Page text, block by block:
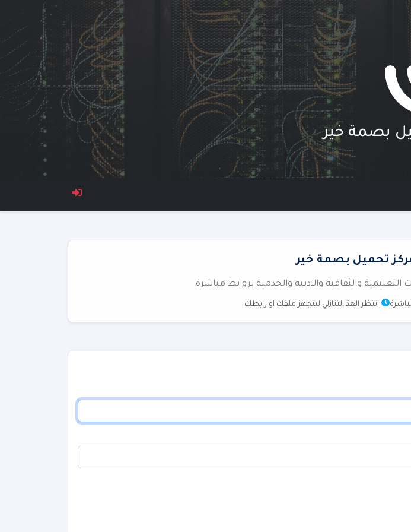
بصمة خير
تحميل بصمة خير
والثقافية والادبية والخدمية بروابط مباشرة.
انتظر العدّ التنازلي ليتجهز ملفك او رابطك